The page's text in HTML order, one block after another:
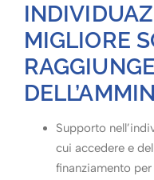
MIGLIORE
Supporto
cui accedere e
finanziamento